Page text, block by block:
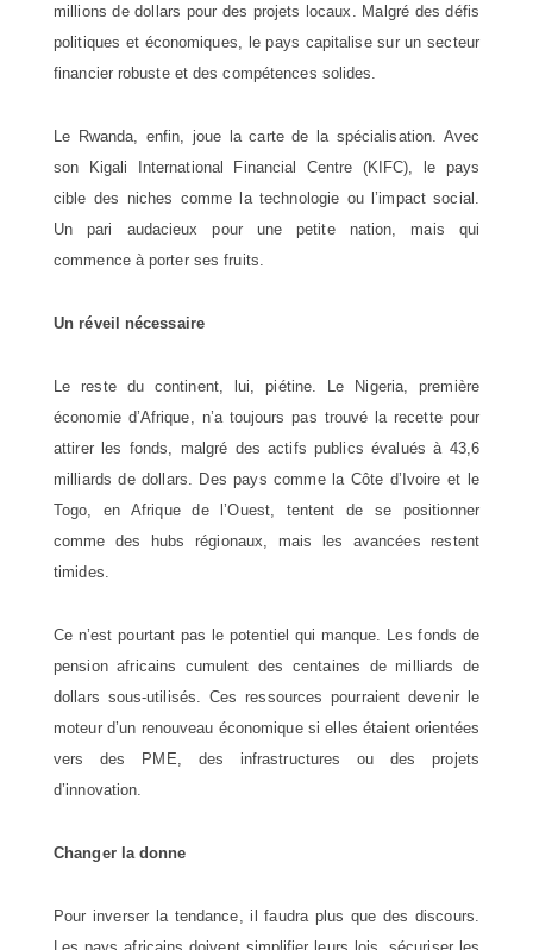
millions de dollars pour des projets locaux. Malgré des défis
politiques et économiques, le pays capitalise sur un secteur
financier robuste et des compétences solides.
Le Rwanda, enfin, joue la carte de la spécialisation. Avec
son Kigali International Financial Centre (KIFC), le pays
cible des niches comme la technologie ou l’impact social.
Un pari audacieux pour une petite nation, mais qui
commence à porter ses fruits.
Un réveil nécessaire
Le reste du continent, lui, piétine. Le Nigeria, première
économie d’Afrique, n’a toujours pas trouvé la recette pour
attirer les fonds, malgré des actifs publics évalués à 43,6
milliards de dollars. Des pays comme la Côte d’Ivoire et le
Togo, en Afrique de l’Ouest, tentent de se positionner
comme des hubs régionaux, mais les avancées restent
timides.
Ce n’est pourtant pas le potentiel qui manque. Les fonds de
pension africains cumulent des centaines de milliards de
dollars sous-utilisés. Ces ressources pourraient devenir le
moteur d’un renouveau économique si elles étaient orientées
vers des PME, des infrastructures ou des projets
d’innovation.
Changer la donne
Pour inverser la tendance, il faudra plus que des discours.
Les pays africains doivent simplifier leurs lois, sécuriser les